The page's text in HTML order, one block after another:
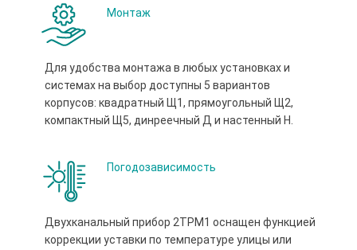
Монтаж
Для удобства монтажа в любых установках и
системах на выбор доступны 5 вариантов
корпусов: квадратный Щ1, прямоугольный Щ2,
компактный Щ5, динреечный Д и настенный Н.
Погодозависимость
Двухканальный прибор 2ТРМ1 оснащен функцией
коррекции уставки по температуре улицы или